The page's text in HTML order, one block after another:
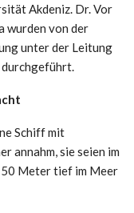
Akdeniz. Dr. Vor
wurden von der
unter der Leitung
durchgeführt.
Schiff mit
annahm, sie seien im
Meter tief im Meer